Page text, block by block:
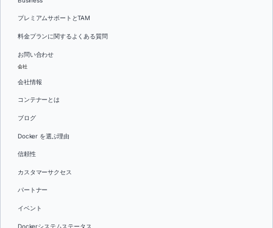
プレミアムサポートとTAM
料金プランに関するよくある質問
お問い合わせ
会社
会社情報
コンテナーとは
ブログ
Docker を選ぶ理由
信頼性
カスタマーサクセス
パートナー
イベント
Dockerシステムステータス